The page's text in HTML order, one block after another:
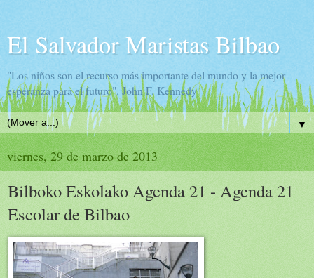
El Salvador Maristas Bilbao
"Los niños son el recurso más importante del mundo y la mejor
esperanza para el futuro". John F. Kennedy
▼
viernes, 29 de marzo de 2013
Bilboko Eskolako Agenda 21 - Agenda 21
Escolar de Bilbao